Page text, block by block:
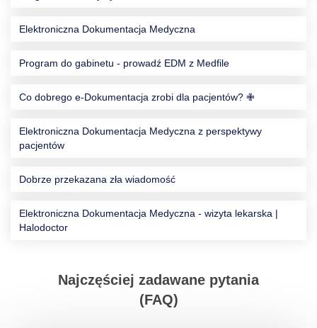
Elektroniczna Dokumentacja Medyczna
Program do gabinetu - prowadź EDM z Medfile
Co dobrego e-Dokumentacja zrobi dla pacjentów? ✙
Elektroniczna Dokumentacja Medyczna z perspektywy
pacjentów
Dobrze przekazana zła wiadomość
Elektroniczna Dokumentacja Medyczna - wizyta lekarska |
Halodoctor
Najczęściej zadawane pytania
(FAQ)